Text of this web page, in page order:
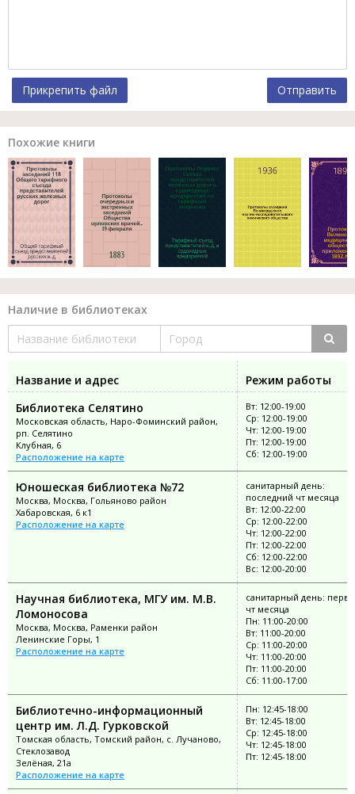
Прикрепить файл Отправить
Похожие книги
Наличие в библиотеках
Название и адрес
Режим работы
Библиотека Селятино
Московская область, Наро-Фоминский район,
рп. Селятино
Клубная, 6
Расположение на карте
Вт: 12:00-19:00
Ср: 12:00-19:00
Чт: 12:00-19:00
Пт: 12:00-19:00
Сб: 12:00-19:00
Юношеская библиотека №72
Москва, Москва, Гольяново район
Хабаровская, 6 к1
Расположение на карте
санитарный день:
последний чт месяца
Вт: 12:00-22:00
Ср: 12:00-22:00
Чт: 12:00-22:00
Пт: 12:00-22:00
Сб: 12:00-22:00
Вс: 12:00-20:00
Научная библиотека, МГУ им. М.В.
Ломоносова
Москва, Москва, Раменки район
Ленинские Горы, 1
Расположение на карте
санитарный день:
чт месяца
Пн: 11:00-20:00
Вт: 11:00-20:00
Ср: 11:00-20:00
Чт: 11:00-20:00
Пт: 11:00-20:00
Сб: 11:00-17:00
Библиотечно-информационный
центр им. Л.Д. Гурковской
Томская область, Томский район, с. Лучаново,
Стеклозавод
Зелёная, 21а
Расположение на карте
Пн: 12:45-18:00
Вт: 12:45-18:00
Ср: 12:45-18:00
Чт: 12:45-18:00
Пт: 12:45-18:00